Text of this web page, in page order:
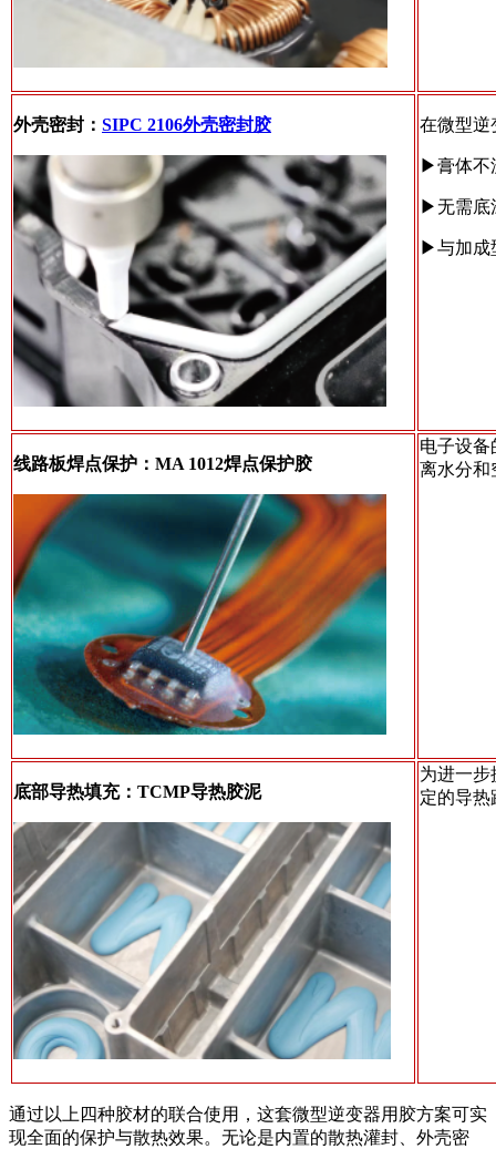
外壳密封： SIPC 2106外壳密封胶 在微型逆
▶膏体不
▶无需底
▶与加成
线路板焊点保护：MA 1012焊点保护胶
电子设备
离水分和
底部导热填充：TCMP导热胶泥
为进一步
定的导热
通过以上四种胶材的联合使用，这套微型逆变器用胶方案可实
现全面的保护与散热效果。无论是内置的散热灌封、外壳密